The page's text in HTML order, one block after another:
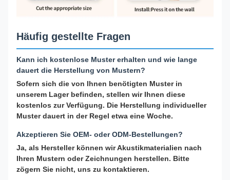
Häufig gestellte Fragen
Kann ich kostenlose Muster erhalten und wie lange
dauert die Herstellung von Mustern?
Sofern sich die von Ihnen benötigten Muster in
unserem Lager befinden, stellen wir Ihnen diese
kostenlos zur Verfügung. Die Herstellung individueller
Muster dauert in der Regel etwa eine Woche.
Akzeptieren Sie OEM- oder ODM-Bestellungen?
Ja, als Hersteller können wir Akustikmaterialien nach
Ihren Mustern oder Zeichnungen herstellen. Bitte
zögern Sie nicht, uns zu kontaktieren.